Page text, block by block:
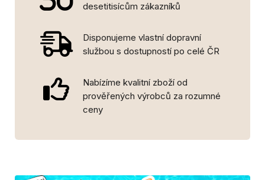
desetitisícům zákazníků
Disponujeme vlastní dopravní
službou s dostupností po celé ČR
Nabízíme kvalitní zboží od
prověřených výrobců za rozumné
ceny